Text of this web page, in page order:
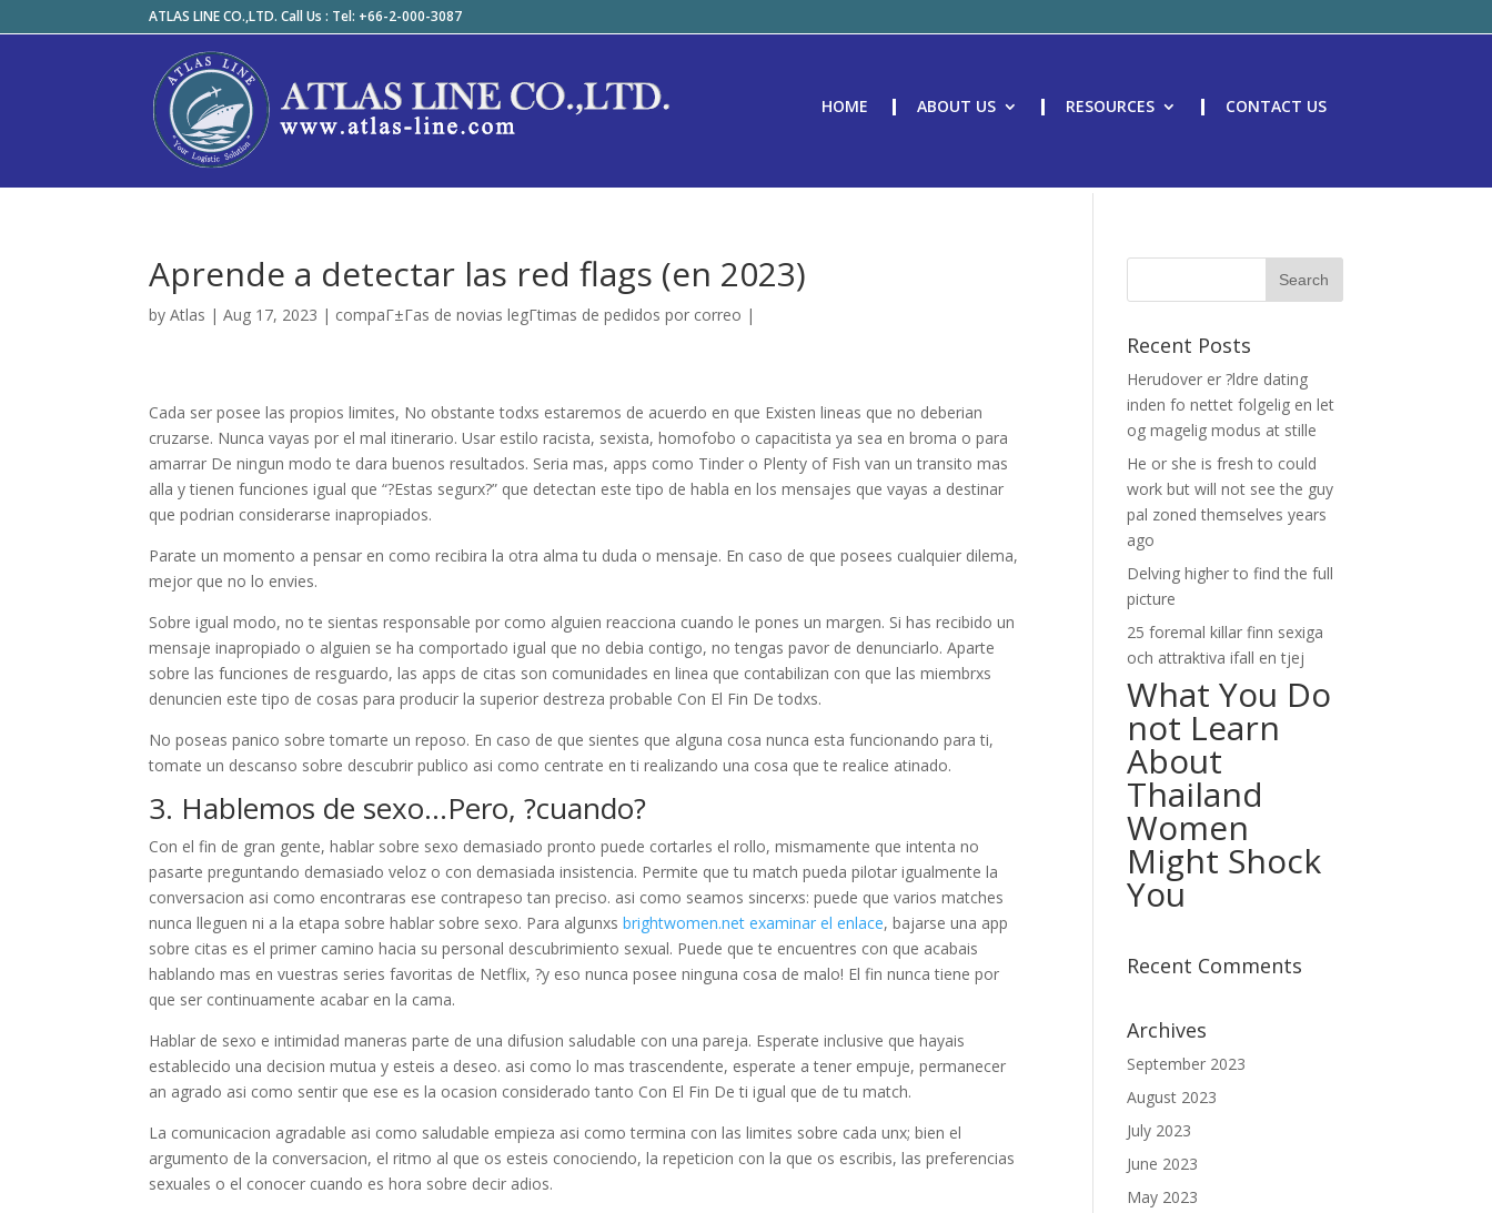
ATLAS LINE CO.,LTD. Call Us : Tel: +66-2-000-3087
HOME ABOUT US RESOURCES CONTACT US
Aprende a detectar las red flags (en 2023)
byAtlas |Aug 17, 2023 | compaГ±Г­as de novias legГ­timas de pedidos por correo |
Cada ser posee las propios limites, No obstante todxs estaremos de acuerdo en que Existen lineas que no deberian
cruzarse. Nunca vayas por el mal itinerario. Usar estilo racista, sexista, homofobo o capacitista ya sea en broma o para
amarrar De ningun modo te dara buenos resultados. Seri­a mas, apps como Tinder o Plenty of Fish van un transito mas
alla y tienen funciones igual que “?Estas segurx?” que detectan este tipo de habla en los mensajes que vayas a destinar
que podrian considerarse inapropiados.
Parate un momento a pensar en como recibira la otra alma tu duda o mensaje. En caso de que posees cualquier dilema,
mejor que no lo envies.
Sobre igual modo, no te sientas responsable por como alguien reacciona cuando le pones un margen. Si has recibido un
mensaje inapropiado o alguien se ha comportado igual que no debia contigo, no tengas pavor de denunciarlo. Aparte
sobre las funciones de resguardo, las apps de citas son comunidades en linea que contabilizan con que las miembrxs
denuncien este tipo de cosas para producir la superior destreza probable Con El Fin De todxs.
No poseas panico sobre tomarte un reposo. En caso de que sientes que alguna cosa nunca esta funcionando para ti,
tomate un descanso sobre descubrir publico asi­ como centrate en ti realizando una cosa que te realice atinado.
3. Hablemos de sexo…Pero, ?cuando?
Con el fin de gran gente, hablar sobre sexo demasiado pronto puede cortarles el rollo, mismamente que intenta no
pasarte preguntando demasiado veloz o con demasiada insistencia. Permite que tu match pueda pilotar igualmente la
conversacion asi­ como encontraras ese contrapeso tan preciso. asi­ como seamos sincerxs: puede que varios matches
nunca lleguen ni a la etapa sobre hablar sobre sexo. Para algunxsbrightwomen.net examinar el enlace, bajarse una app
sobre citas es el primer camino hacia su personal descubrimiento sexual. Puede que te encuentres con que acabais
hablando mas en vuestras series favoritas de Netflix, ?y eso nunca posee ninguna cosa de malo! El fin nunca tiene por
que ser continuamente acabar en la cama.
Hablar de sexo e intimidad maneras parte de una difusion saludable con una pareja. Esperate inclusive que hayais
establecido una decision mutua y esteis a deseo. asi­ como lo mas trascendente, esperate a tener empuje, permanecer
an agrado asi­ como sentir que ese es la ocasion considerado tanto Con El Fin De ti igual que de tu match.
La comunicacion agradable asi­ como saludable empieza asi­ como termina con las limites sobre cada unx; bien el
argumento de la conversacion, el ritmo al que os esteis conociendo, la repeticion con la que os escribis, las preferencias
sexuales o el conocer cuando es hora sobre decir adios.
Recent Posts
Herudover er ?ldre dating
inden fo nettet folgelig en let
og magelig modus at stille
He or she is fresh to could
work but will not see the guy
pal zoned themselves years
ago
Delving higher to find the full
picture
25 foremal killar finn sexiga
och attraktiva ifall en tjej
What You Do
not Learn
About
Thailand
Women
Might Shock
You
Recent Comments
Archives
September 2023
August 2023
July 2023
June 2023
May 2023